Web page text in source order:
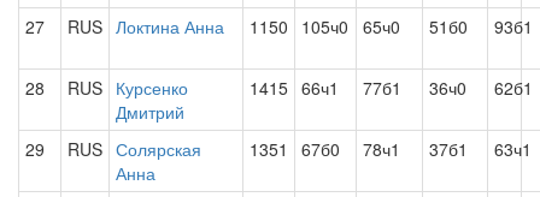
27 RUS Локтина Анна 1150 105ч0 65ч0 51б0 93б1
28 RUS Курсенко
Дмитрий
1415 66ч1 77б1 36ч0 62б1
29 RUS Солярская
Анна
1351 67б0 78ч1 37б1 63ч1